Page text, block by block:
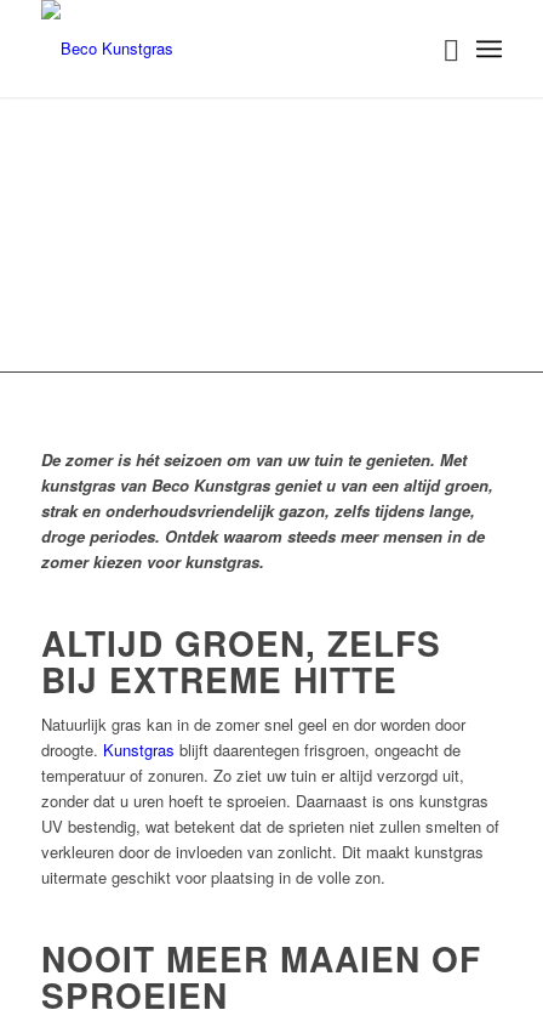
De zomer is hét seizoen om van uw tuin te genieten. Met
kunstgras van Beco Kunstgras geniet u van een altijd groen,
strak en onderhoudsvriendelijk gazon, zelfs tijdens lange,
droge periodes. Ontdek waarom steeds meer mensen in de
zomer kiezen voor kunstgras.
ALTIJD GROEN, ZELFS
BIJ EXTREME HITTE
Natuurlijk gras kan in de zomer snel geel en dor worden door
droogte. Kunstgras blijft daarentegen frisgroen, ongeacht de
temperatuur of zonuren. Zo ziet uw tuin er altijd verzorgd uit,
zonder dat u uren hoeft te sproeien. Daarnaast is ons kunstgras
UV bestendig, wat betekent dat de sprieten niet zullen smelten of
verkleuren door de invloeden van zonlicht. Dit maakt kunstgras
uitermate geschikt voor plaatsing in de volle zon.
NOOIT MEER MAAIEN OF
SPROEIEN